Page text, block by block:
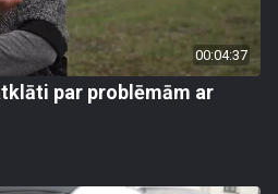
00:04:37
par problēmām ar